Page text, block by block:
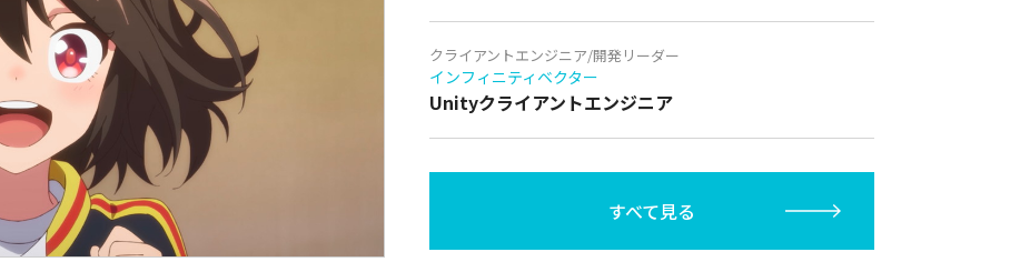
クライアントエンジニア/開発リーダー
インフィニティベクター
Unityクライアントエンジニア
すべて見る